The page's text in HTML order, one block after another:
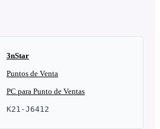
3nStar
Puntos de Venta
PC para Punto de Ventas
K21-J6412